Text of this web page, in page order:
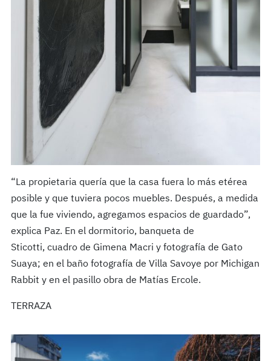
“La propietaria quería que la casa fuera lo más etérea
posible y que tuviera pocos muebles. Después, a medida
que la fue viviendo, agregamos espacios de guardado”,
explica Paz. En el dormitorio, banqueta de
Sticotti, cuadro de Gimena Macri y fotografía de Gato
Suaya; en el baño fotografía de Villa Savoye por Michigan
Rabbit y en el pasillo obra de Matías Ercole.
TERRAZA